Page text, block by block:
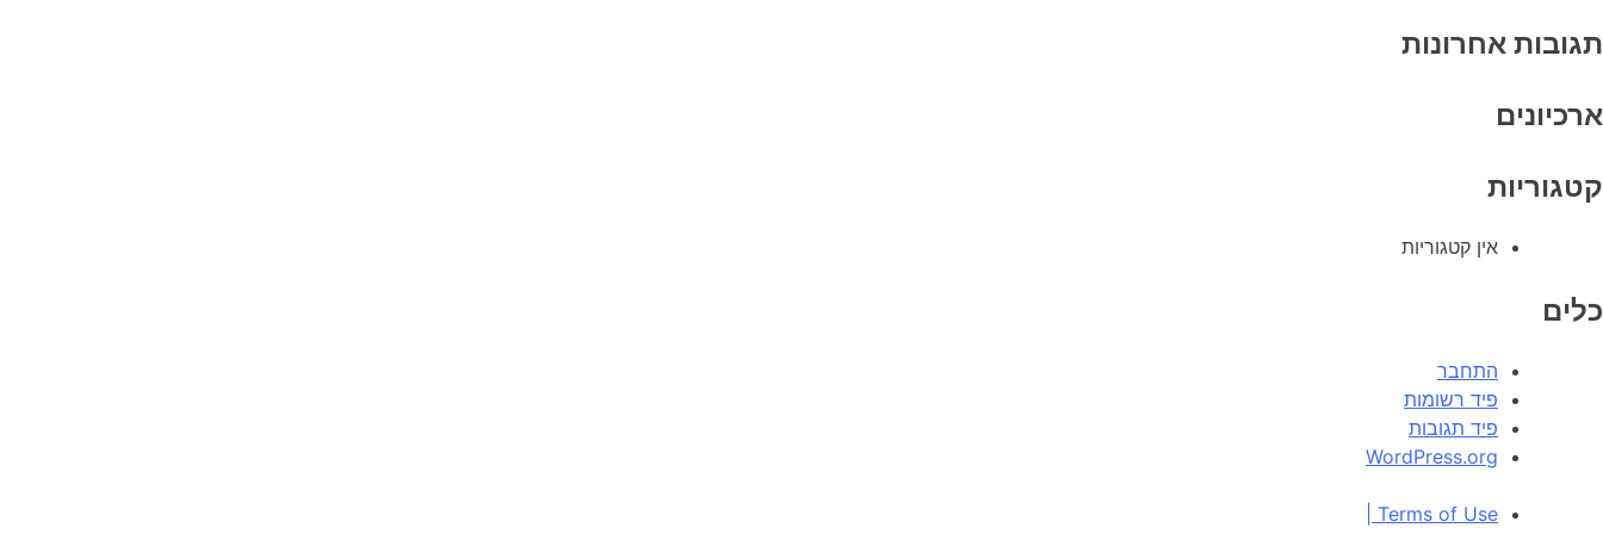
תגובות אחרונות
ארכיונים
קטגוריות
אין קטגוריות
כלים
התחבר
פיד רשומות
פיד תגובות
WordPress.org
Terms of Use